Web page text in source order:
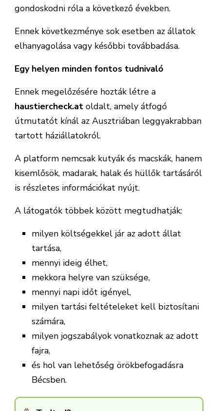
gondoskodni róla a következő években.
Ennek következménye sok esetben az állatok
elhanyagolása vagy későbbi továbbadása.
Egy helyen minden fontos tudnivaló
Ennek megelőzésére hozták létre a
haustiercheck.at oldalt, amely átfogó
útmutatót kínál az Ausztriában leggyakrabban
tartott háziállatokról.
A platform nemcsak kutyák és macskák, hanem
kisemlősök, madarak, halak és hüllők tartásáról
is részletes információkat nyújt.
A látogatók többek között megtudhatják:
milyen költségekkel jár az adott állat
tartása,
mennyi ideig élhet,
mekkora helyre van szüksége,
mennyi napi időt igényel,
milyen tartási feltételeket kell biztosítani
számára,
milyen jogszabályok vonatkoznak az adott
fajra,
és hol van lehetőség örökbefogadásra
Bécsben.